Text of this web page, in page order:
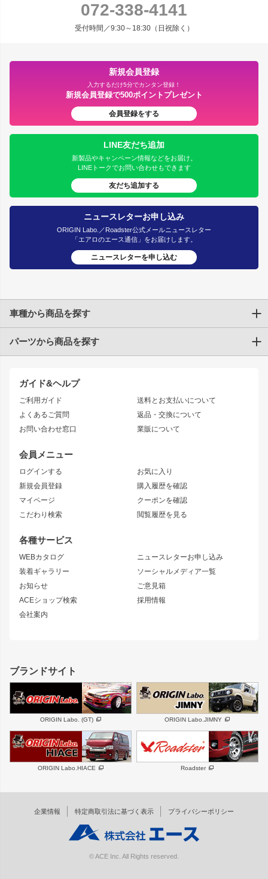
072-338-4141
受付時間／9:30～18:30（日祝除く）
新規会員登録
入力するだけ5分でカンタン登録！
新規会員登録で500ポイントプレゼント
会員登録をする
LINE友だち追加
新製品やキャンペーン情報などをお届け。
LINEトークでお問い合わせもできます
友だち追加する
ニュースレターお申し込み
ORIGIN Labo.／Roadster公式メールニュースレター
「エアロのエース通信」をお届けします。
ニュースレターを申し込む
ガイド&ヘルプ
ご利用ガイド
よくあるご質問
お問い合わせ窓口
送料とお支払いについて
返品・交換について
業販について
会員メニュー
ログインする
新規会員登録
マイページ
こだわり検索
お気に入り
購入履歴を確認
クーポンを確認
閲覧履歴を見る
各種サービス
WEBカタログ
装着ギャラリー
お知らせ
ACEショップ検索
会社案内
ニュースレターお申し込み
ソーシャルメディア一覧
ご意見箱
採用情報
車種から商品を探す
トヨタ
JZX90 CHASER
JZX110 MARK II
JZX100 MARK II
JZX90 MARK II
トレノ
マークX
アリスト
ソアラ
アルテッツァ
ニッサン
S15 シルビア
S14 シルビア 後期
S13 シルビア
180SX
シルエイティ
ワンビア
ローレル
セフィーロ
キャラバン
スズキ
GS350
SC
スバル 三菱
デリカ D:5
軽自動車 汎用
パーツから商品を探す
エアロシリーズ
ドリフトライン
風神
雷神
レーシングライン
アタックライン
ストリームライン
リアウイング
ジムニーパーツ
ホイール
MUD-S7
MUD-SR7
まつど家 鉄漢
ボンネット
フェンダー
サイドパーツ
リアゲート
メンテナンスパーツ
ハイエースパーツ
ホイール
DAYTONA-RS
DAYTONA-RS NEO
エアロシリーズ
RUGGER MODEL
DTM:exclusive
オーバーフェンダー
ワイパーガード
ブランドサイト
ORIGIN Labo. (GT) ORIGIN Labo.JIMNY
ORIGIN Labo.HIACE Roadster
企業情報 特定商取引法に基づく表示 プライバシーポリシー
© ACE Inc. All Rights reserved.